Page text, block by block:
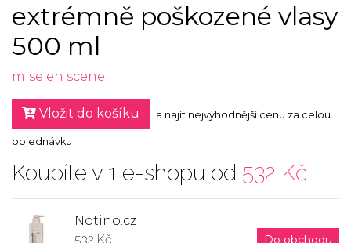
extrémně poškozené vlasy
500 ml
mise en scene
Vložit do košíku a najít nejvýhodnější cenu za celou
objednávku
Koupíte v 1 e-shopu od 532 Kč
Notino.cz
532 Kč
Do obchodu